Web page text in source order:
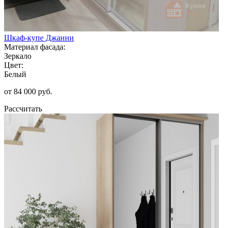
Шкаф-купе Джанни
Материал фасада:
Зеркало
Цвет:
Белый
от 84 000 руб.
Рассчитать